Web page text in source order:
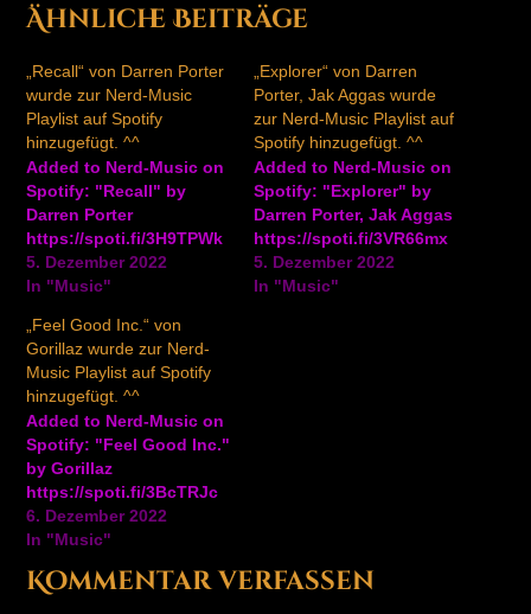
Ähnliche Beiträge
„Recall“ von Darren Porter
wurde zur Nerd-Music
Playlist auf Spotify
hinzugefügt. ^^
Added to Nerd-Music on
Spotify: "Recall" by
Darren Porter
https://spoti.fi/3H9TPWk
5. Dezember 2022
In "Music"
„Explorer“ von Darren
Porter, Jak Aggas wurde
zur Nerd-Music Playlist auf
Spotify hinzugefügt. ^^
Added to Nerd-Music on
Spotify: "Explorer" by
Darren Porter, Jak Aggas
https://spoti.fi/3VR66mx
5. Dezember 2022
In "Music"
„Feel Good Inc.“ von
Gorillaz wurde zur Nerd-
Music Playlist auf Spotify
hinzugefügt. ^^
Added to Nerd-Music on
Spotify: "Feel Good Inc."
by Gorillaz
https://spoti.fi/3BcTRJc
6. Dezember 2022
In "Music"
Kommentar verfassen